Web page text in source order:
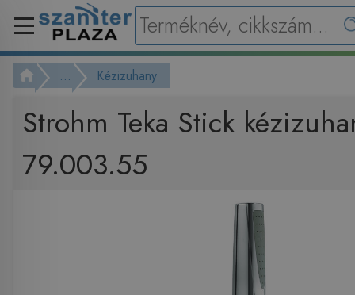
... Kézizuhany
Strohm Teka Stick
79.003.55